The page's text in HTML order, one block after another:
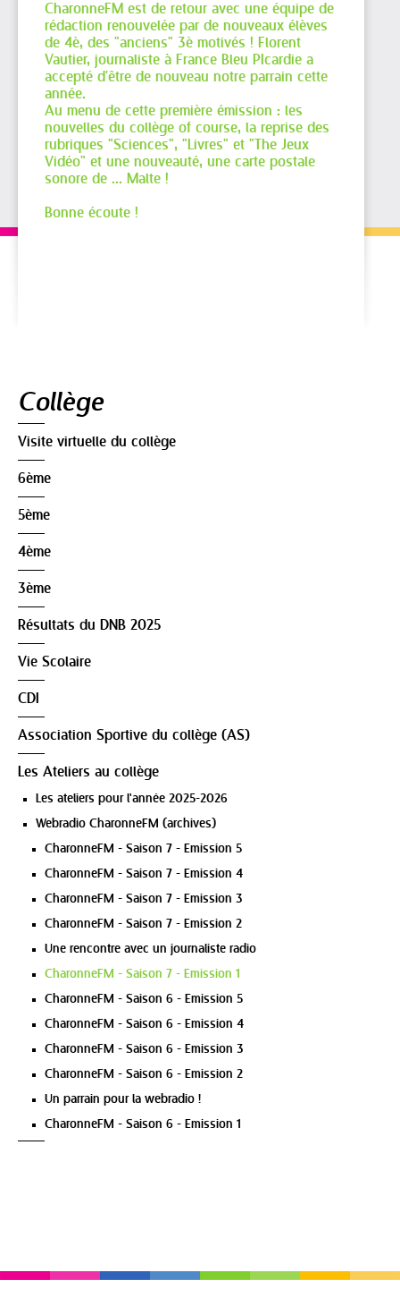
CharonneFM est de retour avec une équipe de
rédaction renouvelée par de nouveaux élèves
de 4è, des "anciens" 3è motivés ! Florent
Vautier, journaliste à France Bleu PIcardie a
accepté d'être de nouveau notre parrain cette
année.
Au menu de cette première émission : les
nouvelles du collège of course, la reprise des
rubriques "Sciences", "Livres" et "The Jeux
Vidéo" et une nouveauté, une carte postale
sonore de ... Malte !
Bonne écoute !
Collège
Visite virtuelle du collège
6ème
5ème
4ème
3ème
Résultats du DNB 2025
Vie Scolaire
CDI
Association Sportive du collège (AS)
Les Ateliers au collège
Les ateliers pour l'année 2025-2026
Webradio CharonneFM (archives)
CharonneFM - Saison 7 - Emission 5
CharonneFM - Saison 7 - Emission 4
CharonneFM - Saison 7 - Emission 3
CharonneFM - Saison 7 - Emission 2
Une rencontre avec un journaliste radio
CharonneFM - Saison 7 - Emission 1
CharonneFM - Saison 6 - Emission 5
CharonneFM - Saison 6 - Emission 4
CharonneFM - Saison 6 - Emission 3
CharonneFM - Saison 6 - Emission 2
Un parrain pour la webradio !
CharonneFM - Saison 6 - Emission 1